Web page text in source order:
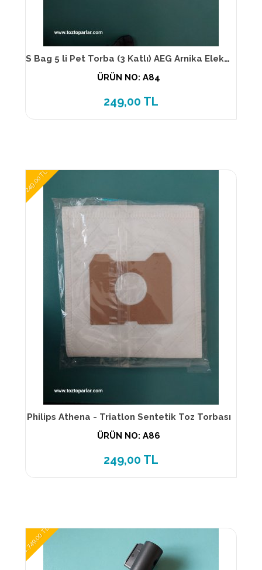
S Bag 5 li Pet Torba (3 Katlı) AEG Arnika Elektrolüx Philips
ÜRÜN NO: A84
249,00 TL
249,00 TL
Philips Athena - Triatlon Sentetik Toz Torbası
ÜRÜN NO: A86
249,00 TL
1.749,00 TL